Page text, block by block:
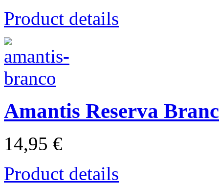
Product details
Amantis Reserva
14,95 €
Product details